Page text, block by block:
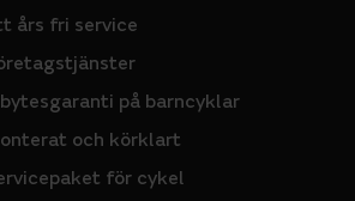
års fri service
på barncyklar
och körklart
för cykel